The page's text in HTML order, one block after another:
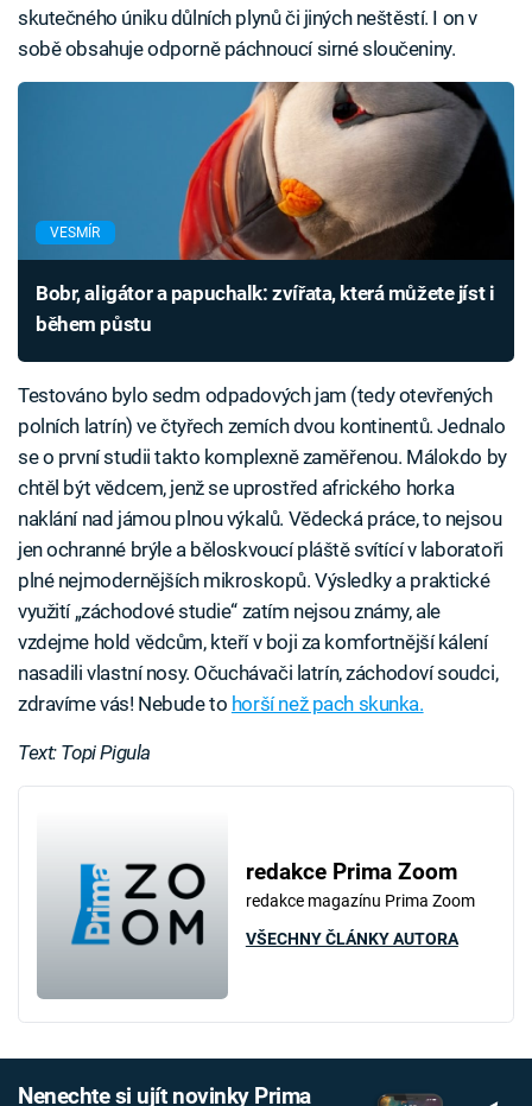
skutečného úniku důlních plynů či jiných neštěstí. I on v
sobě obsahuje odporně páchnoucí sirné sloučeniny.
VESMÍR
Bobr, aligátor a papuchalk: zvířata, která můžete jíst i
během půstu
Testováno bylo sedm odpadových jam (tedy otevřených
polních latrín) ve čtyřech zemích dvou kontinentů. Jednalo
se o první studii takto komplexně zaměřenou. Málokdo by
chtěl být vědcem, jenž se uprostřed afrického horka
naklání nad jámou plnou výkalů. Vědecká práce, to nejsou
jen ochranné brýle a běloskvoucí pláště svítící v laboratoři
plné nejmodernějších mikroskopů. Výsledky a praktické
využití „záchodové studie“ zatím nejsou známy, ale
vzdejme hold vědcům, kteří v boji za komfortnější kálení
nasadili vlastní nosy. Očuchávači latrín, záchodoví soudci,
zdravíme vás! Nebude to horší než pach skunka.
Text: Topi Pigula
redakce Prima Zoom
redakce magazínu Prima Zoom
VŠECHNY ČLÁNKY AUTORA
Nenechte si ujít novinky Prima